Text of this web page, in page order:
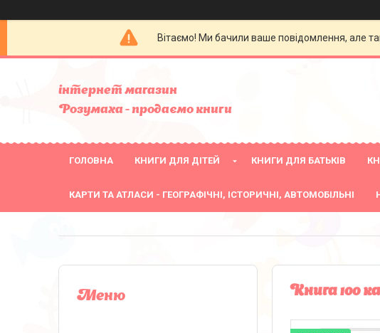
Вітаємо! Ми бачили ваше повідомлення, але
інтернет магазин
Розумаха - продаємо книги
ГОЛОВНА КНИГИ ДЛЯ ДІТЕЙ КНИГИ ДЛЯ БАТЬКІВ
КАРТИ ТА АТЛАСИ - ГЕОГРАФІЧНІ, ІСТОРИЧНІ, АВТОМОБІЛЬНІ
Книга 100